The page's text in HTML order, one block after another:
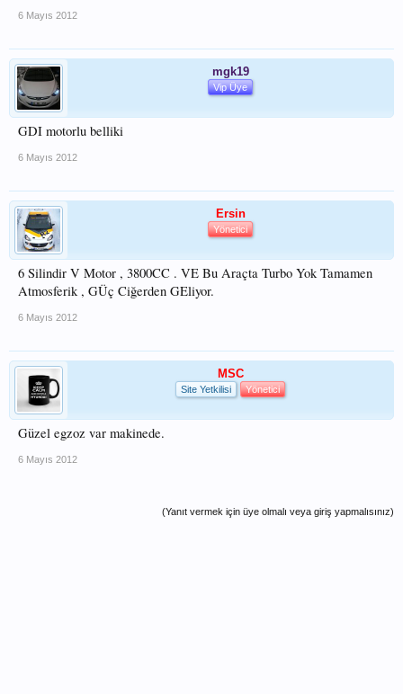
6 Mayıs 2012
mgk19
Vip Üye
GDI motorlu belliki
6 Mayıs 2012
Ersin
Yönetici
6 Silindir V Motor , 3800CC . VE Bu Araçta Turbo Yok Tamamen
Atmosferik , GÜç Ciğerden GEliyor.
6 Mayıs 2012
MSC
Site Yetkilisi Yönetici
Güzel egzoz var makinede.
6 Mayıs 2012
(Yanıt vermek için üye olmalı veya giriş yapmalısınız)